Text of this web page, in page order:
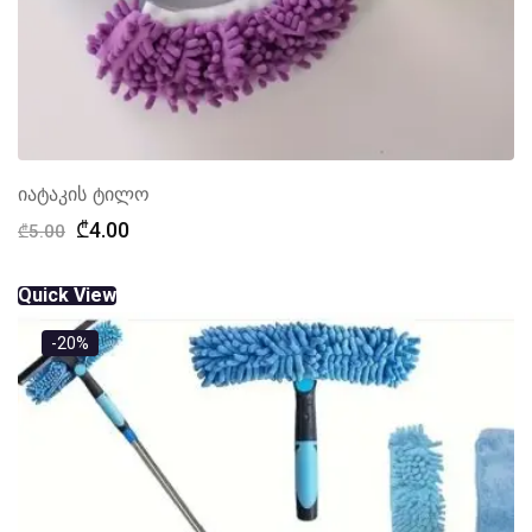
იატაკის ტილო
₾5.00 Original
was:
₾5.00.
₾4.00Current
Quick View
-20%